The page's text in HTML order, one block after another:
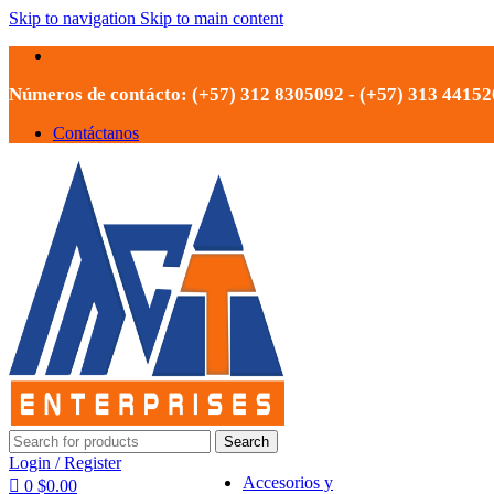
Skip to navigation Skip to main content
Números de contácto: (+57) 312 8305092 - (+57) 313
Contáctanos
Accesorios y
Search
Login / Register
0 $0.00